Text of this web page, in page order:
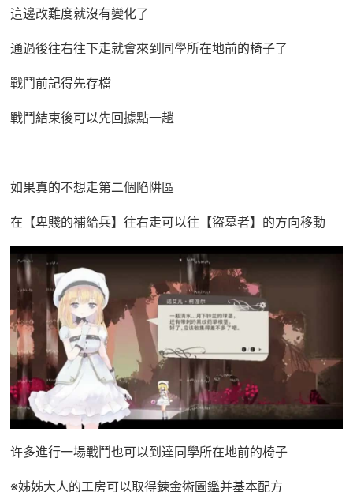
這邊改難度就沒有變化了
通過後往右往下走就會來到同學所在地前的椅子了
戰鬥前記得先存檔
戰鬥結束後可以先回據點一趟
如果真的不想走第二個陷阱區
在【卑賤的補給兵】往右走可以往【盜墓者】的方向移動
许多進行一場戰鬥也可以到達同學所在地前的椅子
※姊姊大人的工房可以取得鍊金術圖鑑并基本配方